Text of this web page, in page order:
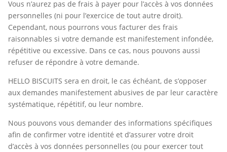
Vous n’aurez pas de frais à payer pour l’accès à vos données
personnelles (ni pour l’exercice de tout autre droit).
Cependant, nous pourrons vous facturer des frais
raisonnables si votre demande est manifestement infondée,
répétitive ou excessive. Dans ce cas, nous pouvons aussi
refuser de répondre à votre demande.
HELLO BISCUITS sera en droit, le cas échéant, de s’opposer
aux demandes manifestement abusives de par leur caractère
systématique, répétitif, ou leur nombre.
Nous pouvons vous demander des informations spécifiques
afin de confirmer votre identité et d’assurer votre droit
d’accès à vos données personnelles (ou pour exercer tout